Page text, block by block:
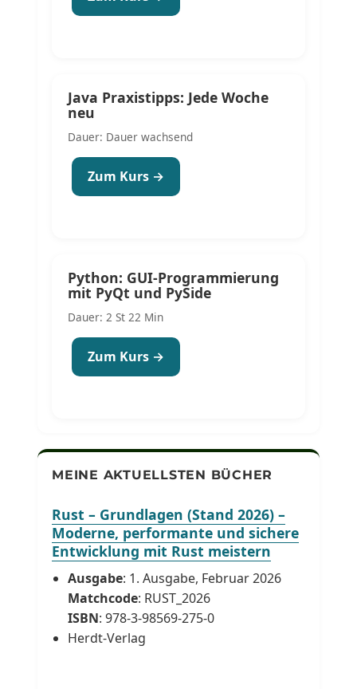
Java Praxistipps: Jede Woche
neu
Dauer: Dauer wachsend
Zum Kurs →
Python: GUI-Programmierung
mit PyQt und PySide
Dauer: 2 St 22 Min
Zum Kurs →
MEINE AKTUELLSTEN BÜCHER
Rust – Grundlagen (Stand 2026) –
Moderne, performante und sichere
Entwicklung mit Rust meistern
Ausgabe: 1. Ausgabe, Februar 2026
Matchcode: RUST_2026
ISBN: 978-3-98569-275-0
Herdt-Verlag